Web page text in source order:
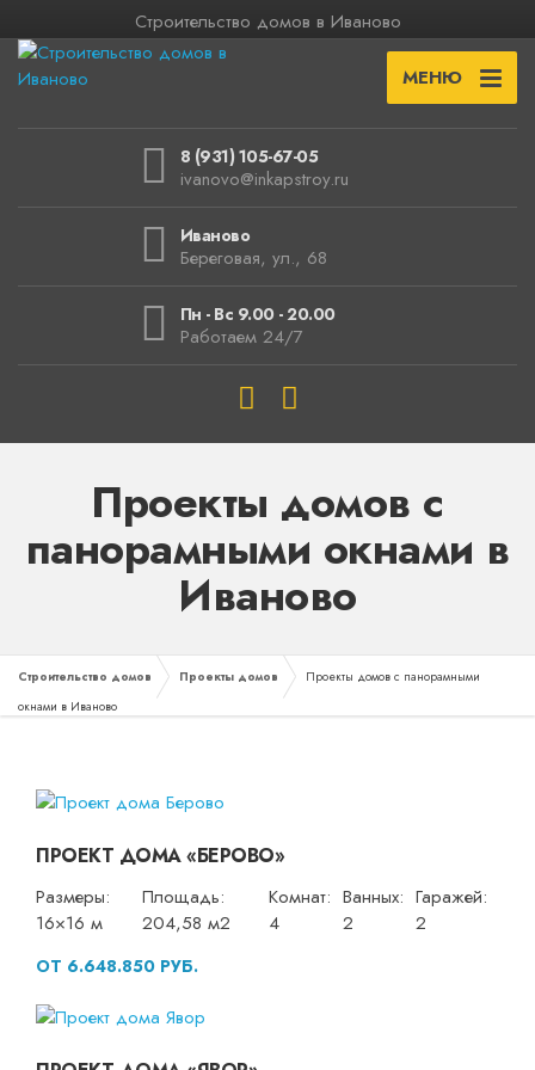
Строительство домов в Иваново
МЕНЮ
8 (931) 105-67-05
ivanovo@inkapstroy.ru
Иваново
Береговая, ул., 68
Пн - Вс 9.00 - 20.00
Работаем 24/7
Проекты домов с
панорамными окнами в
Иваново
Строительство домов Проекты домов
Проекты домов с панорамными
окнами в Иваново
ПРОЕКТ ДОМА «БЕРОВО»
Размеры:
16×16 м
Площадь:
204,58 м2
Комнат:
4
Ванных:
2
Гаражей:
2
ОТ 6.648.850 РУБ.